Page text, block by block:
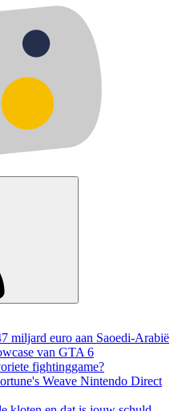
miljard euro aan Saoedi-Arabië
van GTA 6
fightinggame?
Weave Nintendo Direct